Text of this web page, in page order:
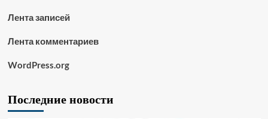
Лента записей
Лента комментариев
WordPress.org
Последние новости